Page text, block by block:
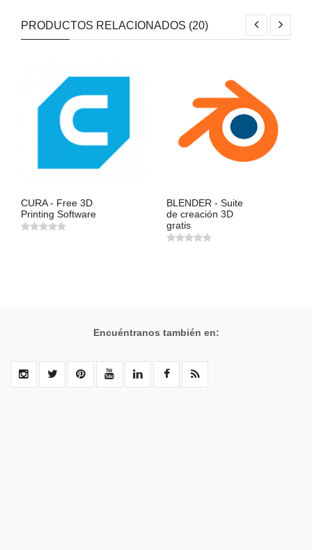
PRODUCTOS RELACIONADOS (20)
CURA - Free 3D
Printing Software
BLENDER - Suite
de creación 3D
gratis
Encuéntranos también en: